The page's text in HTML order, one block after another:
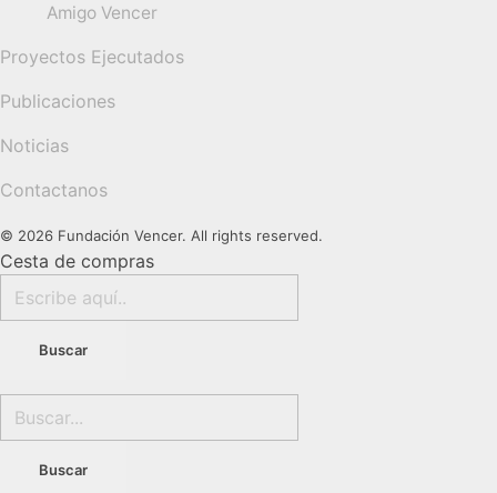
Amigo Vencer
Proyectos Ejecutados
Publicaciones
Noticias
Contactanos
© 2026 Fundación Vencer. All rights reserved.
Cesta de compras